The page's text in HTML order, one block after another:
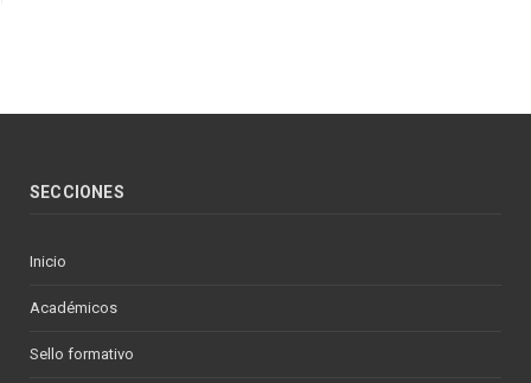
SECCIONES
Inicio
Académicos
Sello formativo